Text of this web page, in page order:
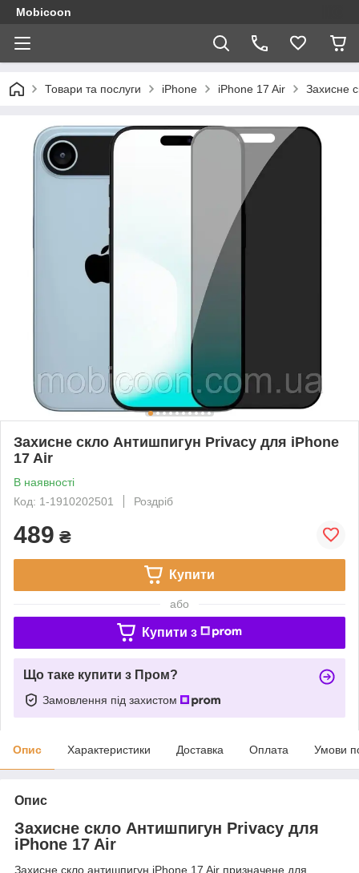
Mobicoon
Товари та послуги iPhone iPhone 17 Air Захисне
Захисне скло Антишпигун Privacy для iPhone
17 Air
В наявності
Код: 1-1910202501
Роздріб
489 ₴
Купити
або
Купити з
Що таке купити з Пром?
Замовлення під захистом
Опис Характеристики Доставка Оплата Умови
Опис
Захисне скло Антишпигун Privacy для
iPhone 17 Air
Захисне скло антишпигун iPhone 17 Air призначене для